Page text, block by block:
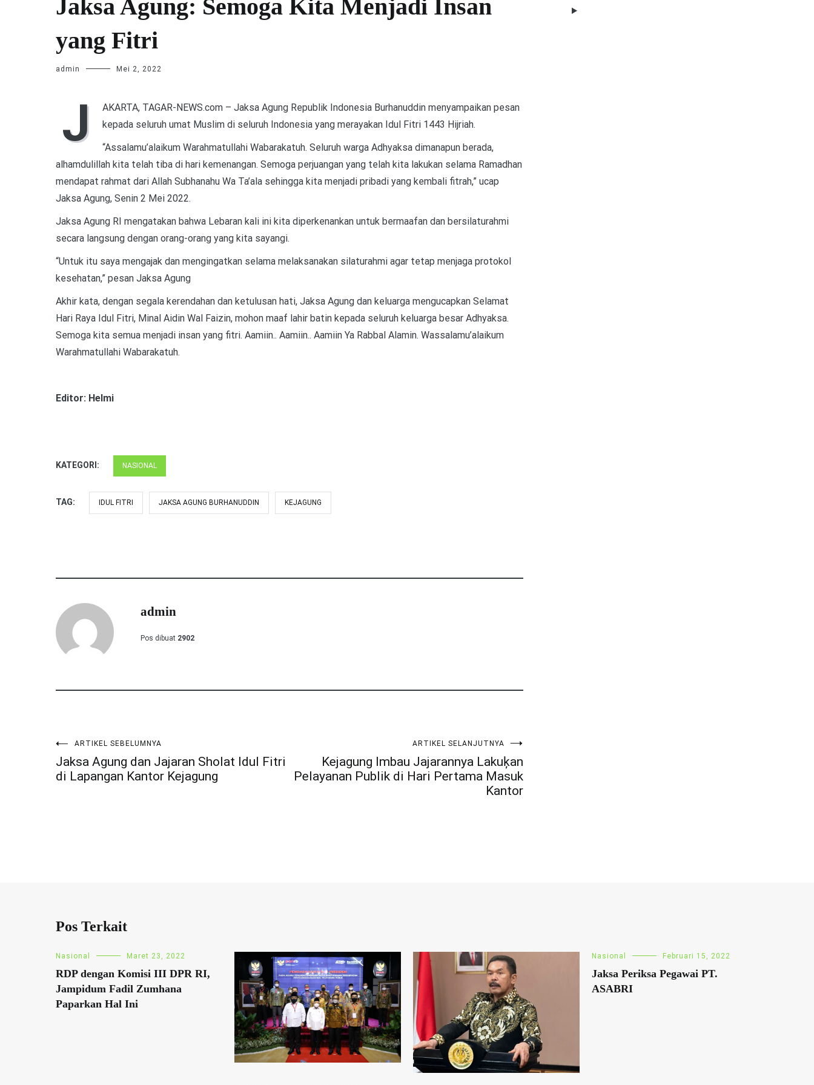
Jaksa Agung: Semoga Kita Menjadi Insan
yang Fitri
admin Mei 2, 2022
J
AKARTA, TAGAR-NEWS.com – Jaksa Agung Republik Indonesia Burhanuddin menyampaikan pesan
kepada seluruh umat Muslim di seluruh Indonesia yang merayakan Idul Fitri 1443 Hijriah.
“Assalamu’alaikum Warahmatullahi Wabarakatuh. Seluruh warga Adhyaksa dimanapun berada,
alhamdulillah kita telah tiba di hari kemenangan. Semoga perjuangan yang telah kita lakukan selama Ramadhan
mendapat rahmat dari Allah Subhanahu Wa Ta’ala sehingga kita menjadi pribadi yang kembali fitrah,” ucap
Jaksa Agung, Senin 2 Mei 2022.
Jaksa Agung RI mengatakan bahwa Lebaran kali ini kita diperkenankan untuk bermaafan dan bersilaturahmi
secara langsung dengan orang-orang yang kita sayangi.
“Untuk itu saya mengajak dan mengingatkan selama melaksanakan silaturahmi agar tetap menjaga protokol
kesehatan,” pesan Jaksa Agung
Akhir kata, dengan segala kerendahan dan ketulusan hati, Jaksa Agung dan keluarga mengucapkan Selamat
Hari Raya Idul Fitri, Minal Aidin Wal Faizin, mohon maaf lahir batin kepada seluruh keluarga besar Adhyaksa.
Semoga kita semua menjadi insan yang fitri. Aamiin.. Aamiin.. Aamiin Ya Rabbal Alamin. Wassalamu’alaikum
Warahmatullahi Wabarakatuh.
Editor: Helmi
KATEGORI: NASIONAL
TAG: IDUL FITRI JAKSA AGUNG BURHANUDDIN KEJAGUNG
admin
Pos dibuat 2902
Navigasi
pos
ARTIKEL SEBELUMNYA
Jaksa Agung dan Jajaran Sholat Idul Fitri
di Lapangan Kantor Kejagung
ARTIKEL SELANJUTNYA
Kejagung Imbau Jajarannya Lakuķan
Pelayanan Publik di Hari Pertama Masuk
Kantor
Pos Terkait
Nasional Maret 23, 2022
RDP dengan Komisi III DPR RI,
Jampidum Fadil Zumhana
Paparkan Hal Ini
Nasional Februari 15, 2022
Jaksa Periksa Pegawai PT.
ASABRI